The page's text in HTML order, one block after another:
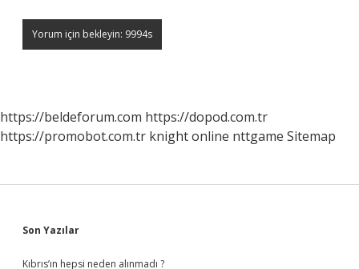
https://beldeforum.com https://dopod.com.tr
https://promobot.com.tr knight online nttgame Sitemap
Sidebar
Son Yazılar
Kıbrıs’ın hepsi neden alınmadı ?